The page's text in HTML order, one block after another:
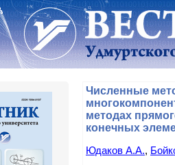
Численные
методах
конечных
Юдаков А.А.,